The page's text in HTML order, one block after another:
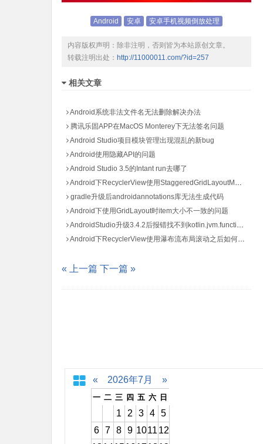
Android 安卓 安卓手机视频倒放处理
内容版权声明：除非注明，否则皆为本站原创文章。
转载注明出处： http://11000011.com/?id=257
相关文章
Android系统非法文件名无法删除解决办法
腾讯乐固APP在MacOS Monterey下无法签名问题
Android Studio项目模块管理出现混乱的新bug
Android使用隐藏API的问题
Android Studio 3.5的Intant run去哪了
Android下RecyclerView使用StaggeredGridLayoutManager报错NullPointerException
gradle升级后androidannotations库无法生成代码
Android下使用GridLayout时item大小不一致的问题
AndroidStudio升级3.4.2后报错找不到kotlin.jvm.functions.Function0
Android下RecyclerView使用瀑布流布局滚动之后如何保持item相对位置不变
« 上一篇 下一篇 »
« 2026年7月 »
一 二 三 四 五 六 日
1 2 3 4
5
6
7 8 9 1011 12